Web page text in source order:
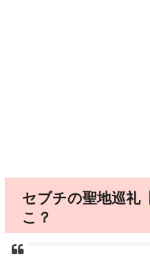
セブチの聖地巡礼
こ？